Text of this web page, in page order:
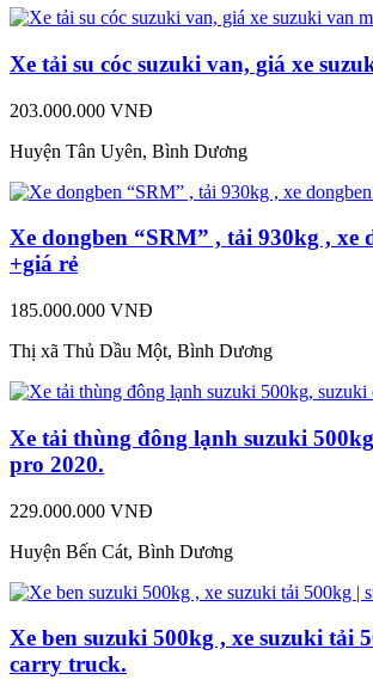
Xe tải su cóc suzuki van, giá xe
203.000.000 VNĐ
Huyện Tân Uyên, Bình Dương
Xe dongben “SRM” , tải 930kg , xe
+giá rẻ
185.000.000 VNĐ
Thị xã Thủ Dầu Một, Bình Dương
Xe tải thùng đông lạnh suzuki
pro 2020.
229.000.000 VNĐ
Huyện Bến Cát, Bình Dương
Xe ben suzuki 500kg , xe suzuki tải
carry truck.